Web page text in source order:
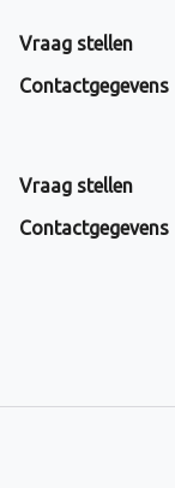
Vraag stellen
Contactgegevens
Vraag stellen
Contactgegevens